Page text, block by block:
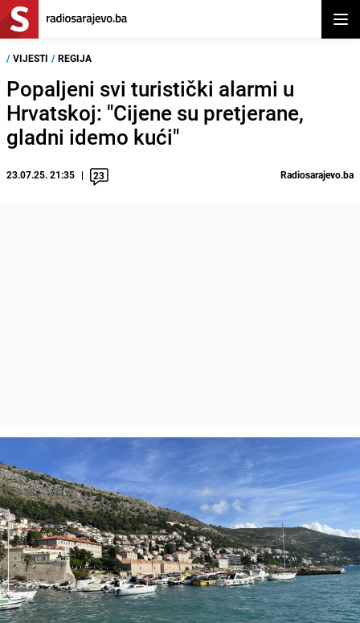
/ VIJESTI / REGIJA
Popaljeni svi turistički alarmi u
Hrvatskoj: "Cijene su pretjerane,
gladni idemo kući"
23.07.25. 21:35 23 Radiosarajevo.ba